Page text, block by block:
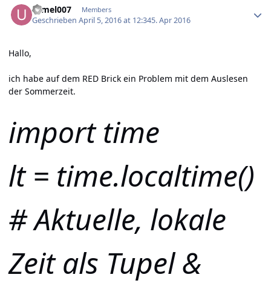
urmel007 Members
GeschriebenApril 5, 2016 at 12:345. Apr 2016
Hallo,
ich habe auf dem RED Brick ein Problem mit dem Auslesen
der Sommerzeit.
import time
lt = time.localtime()
# Aktuelle, lokale
Zeit als Tupel &